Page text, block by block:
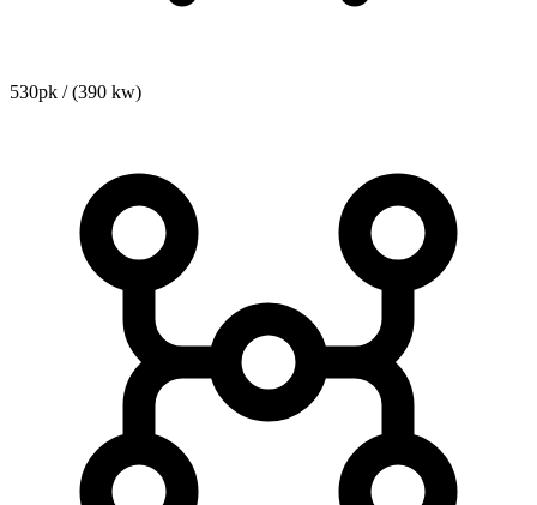
530pk / (390 kw)